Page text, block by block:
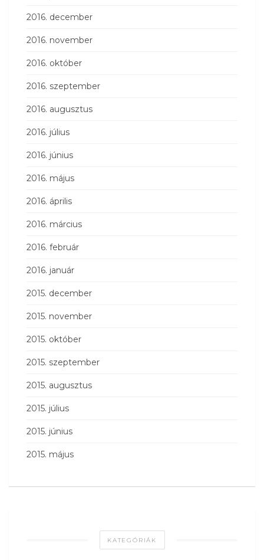
2016. december
2016. november
2016. október
2016. szeptember
2016. augusztus
2016. július
2016. június
2016. május
2016. április
2016. március
2016. február
2016. január
2015. december
2015. november
2015. október
2015. szeptember
2015. augusztus
2015. július
2015. június
2015. május
KATEGÓRIÁK